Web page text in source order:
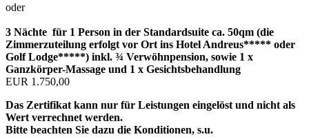
oder
3 Nächte für 1 Person in der Standardsuite ca. 50qm (die
Zimmerzuteilung erfolgt vor Ort ins Hotel Andreus***** oder
Golf Lodge*****) inkl. ¾ Verwöhnpension, sowie 1 x
Ganzkörper-Massage und 1 x Gesichtsbehandlung
EUR 1.750,00
Das Zertifikat kann nur für Leistungen eingelöst und nicht als
Wert verrechnet werden.
Bitte beachten Sie dazu die Konditionen, s.u.